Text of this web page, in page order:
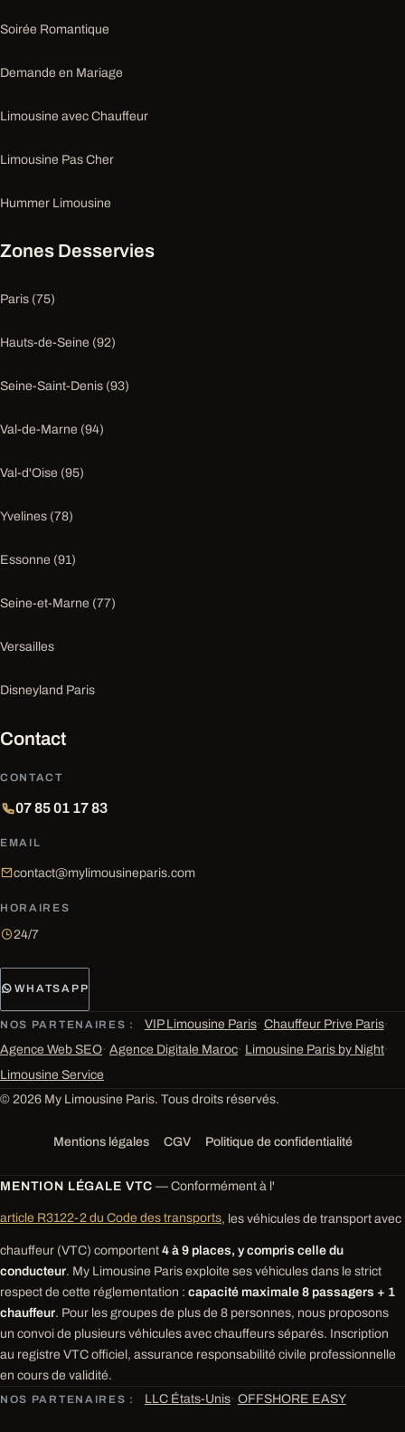
Soirée Romantique
Demande en Mariage
Limousine avec Chauffeur
Limousine Pas Cher
Hummer Limousine
Zones Desservies
Paris (75)
Hauts-de-Seine (92)
Seine-Saint-Denis (93)
Val-de-Marne (94)
Val-d'Oise (95)
Yvelines (78)
Essonne (91)
Seine-et-Marne (77)
Versailles
Disneyland Paris
Contact
CONTACT
07 85 01 17 83
EMAIL
contact@mylimousineparis.com
HORAIRES
24/7
WHATSAPP
NOS PARTENAIRES : VIP Limousine Paris· Chauffeur Prive Paris·
Agence Web SEO· Agence Digitale Maroc· Limousine Paris by Night·
Limousine Service
© 2026 My Limousine Paris. Tous droits réservés.
Mentions légales CGV Politique de confidentialité
MENTION LÉGALE VTC — Conformément à l'
article R3122-2 du Code des transports, les véhicules de transport avec
chauffeur (VTC) comportent 4 à 9 places, y compris celle du
conducteur. My Limousine Paris exploite ses véhicules dans le strict
respect de cette réglementation : capacité maximale 8 passagers + 1
chauffeur. Pour les groupes de plus de 8 personnes, nous proposons
un convoi de plusieurs véhicules avec chauffeurs séparés. Inscription
au registre VTC officiel, assurance responsabilité civile professionnelle
en cours de validité.
NOS PARTENAIRES : LLC États-Unis· OFFSHORE EASY